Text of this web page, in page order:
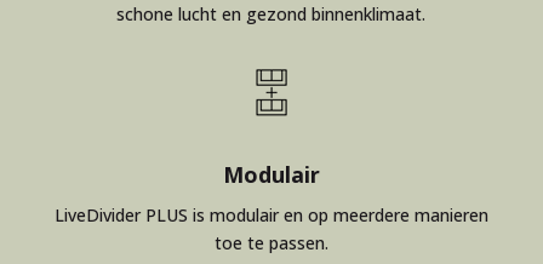
schone lucht en gezond binnenklimaat.
Modulair
LiveDivider PLUS is modulair en op meerdere manieren
toe te passen.